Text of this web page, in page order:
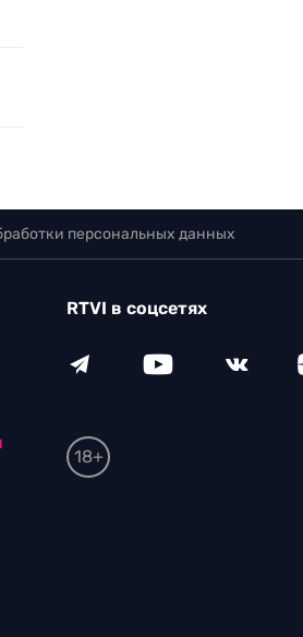
персональных данных
RTVI в соцсетях
18+